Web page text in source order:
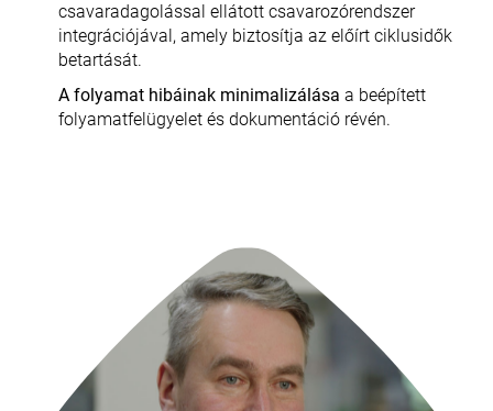
csavaradagolással ellátott csavarozórendszer
integrációjával, amely biztosítja az előírt ciklusidők
betartását.
A folyamat hibáinak minimalizálása a beépített
folyamatfelügyelet és dokumentáció révén.